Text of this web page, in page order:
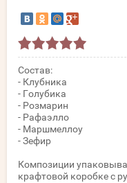
Состав:
- Клубника
- Голубика
- Розмарин
- Рафаэлло
- Маршмеллоу
- Зефир
Композиции
крафтовой коробке с